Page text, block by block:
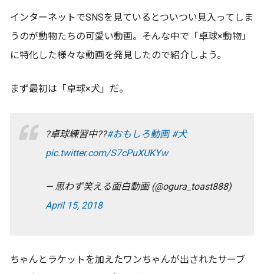
インターネットでSNSを見ているとついつい見入ってしま
うのが動物たちの可愛い動画。そんな中で「卓球×動物」
に特化した様々な動画を発見したので紹介しよう。
まず最初は「卓球×犬」だ。
?卓球練習中??#おもしろ動画 #犬
pic.twitter.com/S7cPuXUKYw
— 思わず笑える面白動画 (@ogura_toast888)
April 15, 2018
ちゃんとラケットを加えたワンちゃんが出されたサーブ